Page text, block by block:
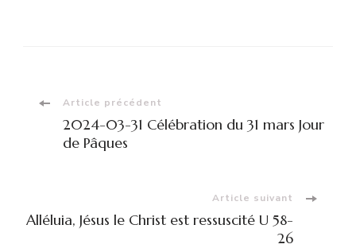
Navigation
d'article
Article précédent
2024-03-31 Célébration du 31 mars Jour
de Pâques
Article suivant
Alléluia, Jésus le Christ est ressuscité U 58-
26